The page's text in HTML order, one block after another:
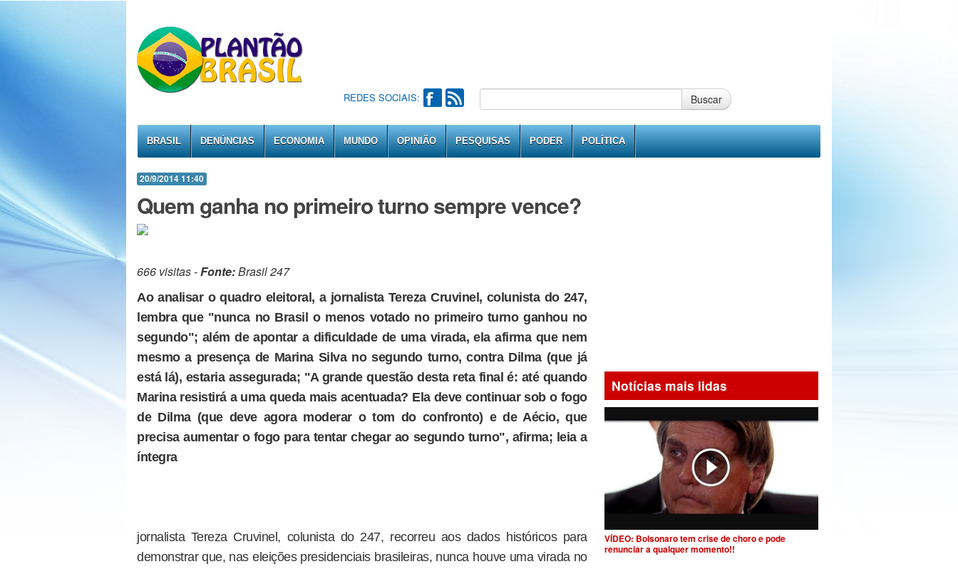
REDES SOCIAIS: Buscar
BRASIL DENÚNCIAS ECONOMIA MUNDO OPINIÃO PESQUISAS PODER POLÍTICA
20/9/2014 11:40
Quem ganha no primeiro turno sempre vence?
666 visitas -Fonte:Brasil 247
Ao analisar o quadro eleitoral, a jornalista Tereza Cruvinel, colunista do 247,
lembra que "nunca no Brasil o menos votado no primeiro turno ganhou no
segundo"; além de apontar a dificuldade de uma virada, ela afirma que nem
mesmo a presença de Marina Silva no segundo turno, contra Dilma (que já
está lá), estaria assegurada; "A grande questão desta reta final é: até quando
Marina resistirá a uma queda mais acentuada? Ela deve continuar sob o fogo
de Dilma (que deve agora moderar o tom do confronto) e de Aécio, que
precisa aumentar o fogo para tentar chegar ao segundo turno", afirma; leia a
íntegra
jornalista Tereza Cruvinel, colunista do 247, recorreu aos dados históricos para
demonstrar que, nas eleições presidenciais brasileiras, nunca houve uma virada no
Notícias mais lidas
VÍDEO: Bolsonaro tem crise de choro e pode
renunciar a qualquer momento!!